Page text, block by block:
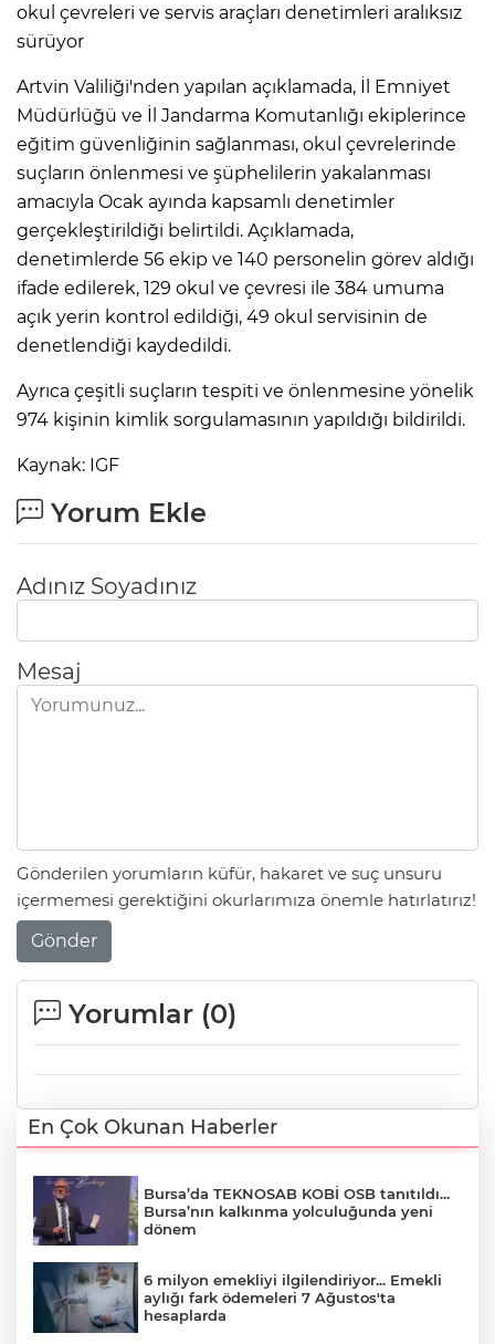
okul çevreleri ve servis araçları denetimleri aralıksız
sürüyor
Artvin Valiliği'nden yapılan açıklamada, İl Emniyet
Müdürlüğü ve İl Jandarma Komutanlığı ekiplerince
eğitim güvenliğinin sağlanması, okul çevrelerinde
suçların önlenmesi ve şüphelilerin yakalanması
amacıyla Ocak ayında kapsamlı denetimler
gerçekleştirildiği belirtildi. Açıklamada,
denetimlerde 56 ekip ve 140 personelin görev aldığı
ifade edilerek, 129 okul ve çevresi ile 384 umuma
açık yerin kontrol edildiği, 49 okul servisinin de
denetlendiği kaydedildi.
Ayrıca çeşitli suçların tespiti ve önlenmesine yönelik
974 kişinin kimlik sorgulamasının yapıldığı bildirildi.
Kaynak: IGF
Yorum Ekle
Adınız Soyadınız
Mesaj
Gönderilen yorumların küfür, hakaret ve suç unsuru
içermemesi gerektiğini okurlarımıza önemle hatırlatırız!
Gönder
Yorumlar (0)
En Çok Okunan Haberler
Bursa’da TEKNOSAB KOBİ OSB tanıtıldı...
Bursa’nın kalkınma yolculuğunda yeni
dönem
6 milyon emekliyi ilgilendiriyor... Emekli
aylığı fark ödemeleri 7 Ağustos'ta
hesaplarda